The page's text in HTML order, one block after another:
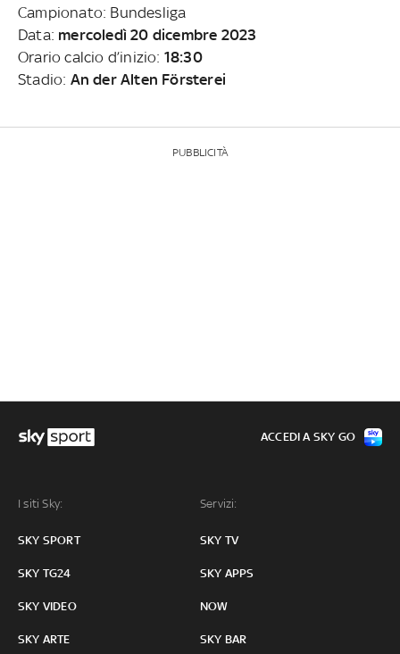
Campionato: Bundesliga
Data: mercoledì 20 dicembre 2023
Orario calcio d’inizio: 18:30
Stadio: An der Alten Försterei
PUBBLICITÀ
I siti Sky:
SKY SPORT
SKY TG24
SKY VIDEO
SKY ARTE
Servizi:
SKY TV
SKY APPS
NOW
SKY BAR
ACCEDI A SKY GO